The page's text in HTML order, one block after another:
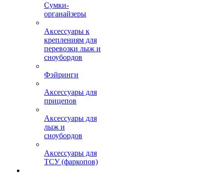
Сумки-
органайзеры
Аксессуары к
креплениям для
перевозки лыж и
сноубордов
Фэйринги
Аксессуары для
прицепов
Аксессуары для
лыж и
сноубордов
Аксессуары для
ТСУ (фаркопов)